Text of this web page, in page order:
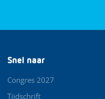
Snel naar
Congres 2027
Tijdschrift